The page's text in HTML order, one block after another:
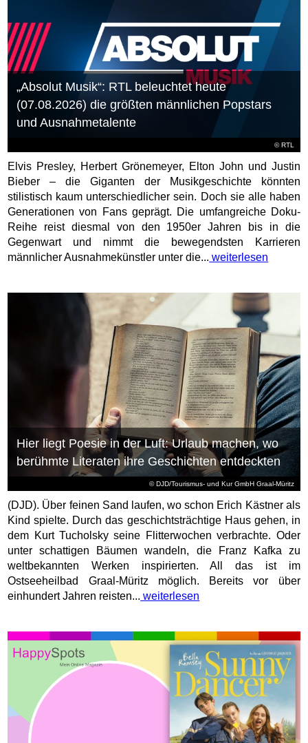
©RTL
„Absolut Musik“: RTL beleuchtet heute
(07.08.2026) die größten männlichen Popstars
und Ausnahmetalente
Elvis Presley, Herbert Grönemeyer, Elton John und Justin
Bieber – die Giganten der Musikgeschichte könnten
stilistisch kaum unterschiedlicher sein. Doch sie alle haben
Generationen von Fans geprägt. Die umfangreiche Doku-
Reihe reist diesmal von den 1950er Jahren bis in die
Gegenwart und nimmt die bewegendsten Karrieren
männlicher Ausnahmekünstler unter die... weiterlesen
© DJD/Tourismus- und Kur GmbH Graal-Müritz
Hier liegt Poesie in der Luft: Urlaub machen, wo
berühmte Literaten ihre Geschichten entdeckten
(DJD). Über feinen Sand laufen, wo schon Erich Kästner als
Kind spielte. Durch das geschichtsträchtige Haus gehen, in
dem Kurt Tucholsky seine Flitterwochen verbrachte. Oder
unter schattigen Bäumen wandeln, die Franz Kafka zu
weltbekannten Werken inspirierten. All das ist im
Ostseeheilbad Graal-Müritz möglich. Bereits vor über
einhundert Jahren reisten... weiterlesen